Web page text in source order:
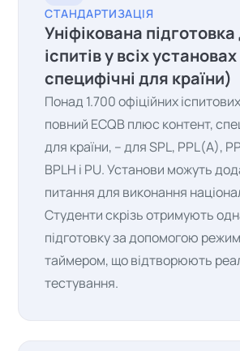
СТАНДАРТИЗАЦІЯ
Уніфікована
іспитів у всіх
специфічні для країни)
Понад 1.700 офіційних
повний ECQB плюс контент,
для країни, – для SPL, PPL(A),
BPLH і PU. Установи можуть
питання для виконання
Студенти скрізь отримують
підготовку за допомогою
таймером, що відтворюють
тестування.